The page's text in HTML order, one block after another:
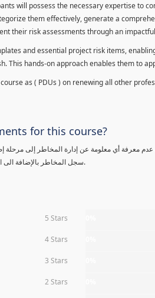
will possess the necessary expertise to
them effectively, generate a
their risk assessments through an
and essential project risk items,
This hands-on approach enables them to
as ( PDUs ) on renewing all other
for this course?
عدم معرفة أي معلومة عن إدارة المخاطر إلى
سجل المخاطر بالإضافة الى المقدرة التامية لإدارة مخاطر المشاريع.
5 Stars
4 Stars
3 Stars
2 Stars